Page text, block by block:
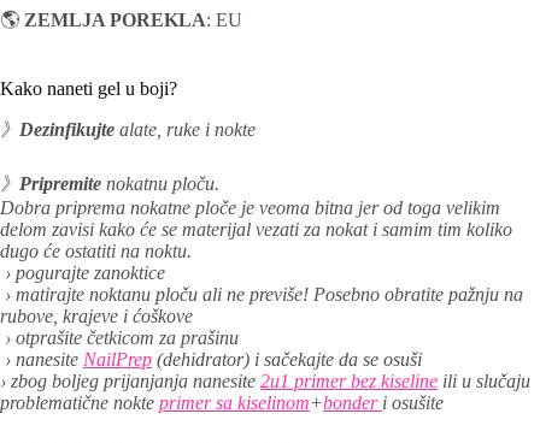
🌎 ZEMLJA POREKLA: EU
Kako naneti gel u boji?
》 Dezinfikujte alate, ruke i nokte
》 Pripremite nokatnu ploču.
Dobra priprema nokatne ploče je veoma bitna jer od toga velikim
delom zavisi kako će se materijal vezati za nokat i samim tim koliko
dugo će ostatiti na noktu.
› pogurajte zanoktice
› matirajte noktanu ploču ali ne previše! Posebno obratite pažnju na
rubove, krajeve i ćoškove
› otprašite četkicom za prašinu
› nanesite NailPrep (dehidrator) i sačekajte da se osuši
› zbog boljeg prijanjanja nanesite 2u1 primer bez kiseline ili u slučaju
problematične nokte primer sa kiselinom+bonder i osušite